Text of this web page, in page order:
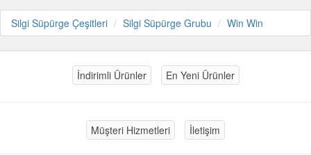
Silgi Süpürge Çeşitleri Silgi Süpürge Grubu Win Win
İndirimli Ürünler En Yeni Ürünler
Müşteri Hizmetleri İletişim